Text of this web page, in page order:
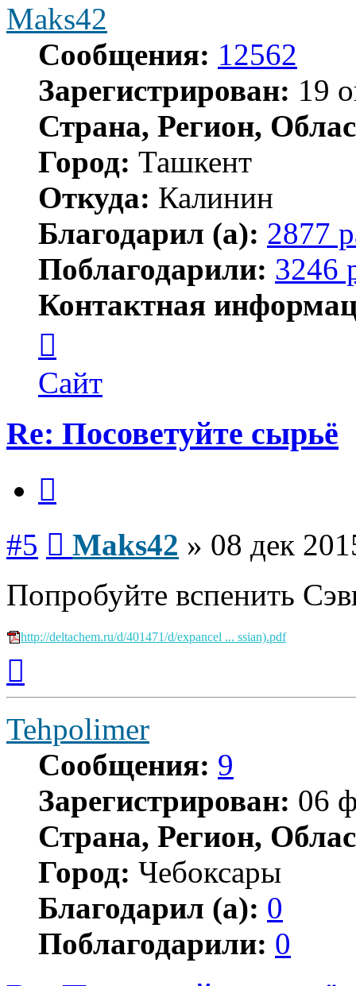
Maks42
Сообщения: 12562
Зарегистрирован: 19
Страна, Регион,
Город: Ташкент
Откуда: Калинин
Благодарил (а): 2877
Поблагодарили: 3246
Контактная
пользователя
Maks42
Сайт
Re: Посоветуйте сырьё
#5 Maks42 » 08 дек
Попробуйте вспенить
http://deltachem.ru/d/401471/d/expancel ... ssian).pdf
началу
Tehpolimer
Сообщения: 9
Зарегистрирован: 06
Страна, Регион,
Город: Чебоксары
Благодарил (а): 0
Поблагодарили: 0